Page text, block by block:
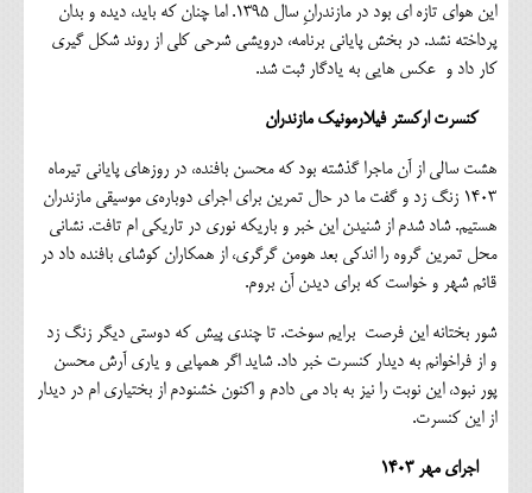
این هوای تازه ای بود در مازندرانِ سال ۱۳۹۵. اما چنان که باید، دیده و بدان
پرداخته نشد. در بخش پایانی برنامه، درویشی شرحی کلی از روند شکل گیری
کار داد و عکس هایی به یادگار ثبت شد.
کنسرت ارکستر فیلارمونیک مازندران
هشت سالی از آن ماجرا گذشته بود که محسن بافنده، در روزهای پایانی تیرماه
۱۴۰۳ زنگ زد و گفت ما در حال تمرین برای اجرای دوباره‌ی موسیقی مازندران
هستیم. شاد شدم از شنیدن این خبر و باریکه نوری در تاریکی ام تافت. نشانی
محل تمرین گروه را اندکی بعد هومن گرگری، از همکاران کوشای بافنده داد در
قائم شهر و خواست که برای دیدن آن بروم.
شور بختانه این فرصت برایم سوخت. تا چندی پیش که دوستی دیگر زنگ زد
و از فراخوانم به دیدار کنسرت خبر داد. شاید اگر همپایی و یاری آرش محسن
پور نبود، این نوبت را نیز به باد می دادم و اکنون خشنودم از بختیاری ام در دیدار
از این کنسرت.
اجرای مهر ۱۴۰۳